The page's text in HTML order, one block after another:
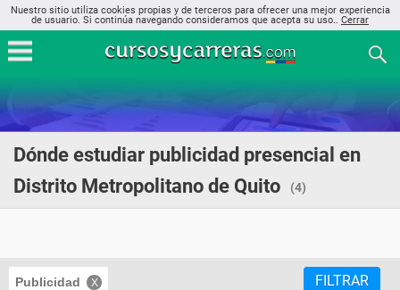
Nuestro sitio utiliza cookies propias y de terceros para ofrecer una mejor experiencia
de usuario. Si continúa navegando consideramos que acepta su uso.. Cerrar
Dónde estudiar publicidad presencial en
Distrito Metropolitano de Quito
(4)
Publicidad FILTRAR